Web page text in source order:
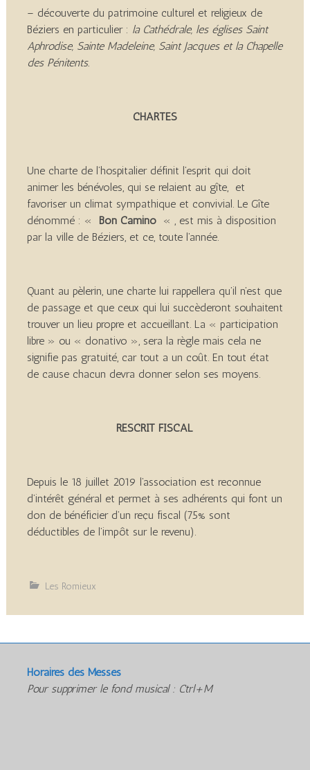
– découverte du patrimoine culturel et religieux de
Béziers en particulier : la Cathédrale, les églises Saint
Aphrodise, Sainte Madeleine, Saint Jacques et la Chapelle
des Pénitents.
CHARTES
Une charte de l’hospitalier définit l’esprit qui doit
animer les bénévoles, qui se relaient au gîte, et
favoriser un climat sympathique et convivial. Le Gîte
dénommé : «
Bon Camino « , est mis à disposition
par la ville de Béziers, et ce, toute l’année.
Quant au pèlerin, une charte lui rappellera qu’il n’est que
de passage et que ceux qui lui succèderont souhaitent
trouver un lieu propre et accueillant. La « participation
libre » ou « donativo », sera la règle mais cela ne
signifie pas gratuité, car tout a un coût. En tout état
de cause chacun devra donner selon ses moyens.
RESCRIT FISCAL
Depuis le 18 juillet 2019 l’association est reconnue
d’intérêt général et permet à ses adhérents qui font un
don de bénéficier d’un reçu fiscal (75% sont
déductibles de l’impôt sur le revenu).
Les Romieux
Horaires des Messes
Pour supprimer le fond musical : Ctrl+M